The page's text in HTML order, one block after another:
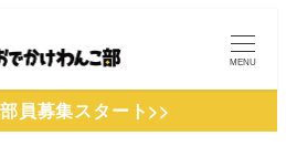
MENU
員募集スタート>>